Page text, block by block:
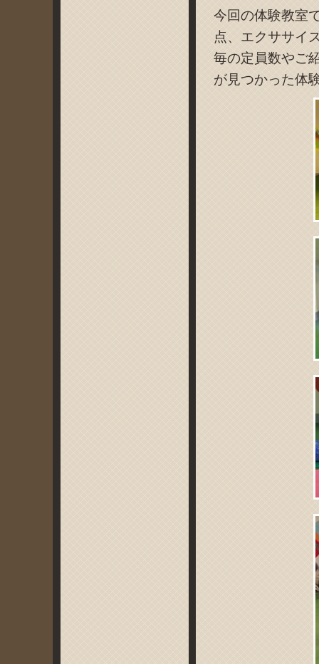
今回の体験教室
点、エクササイ
毎の定員数やご
が見つかった体